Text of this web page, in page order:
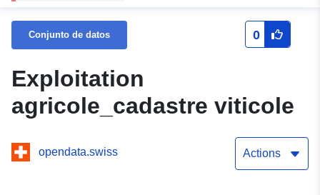
Conjunto de datos 0
Exploitation
agricole_cadastre viticole
opendata.swiss Actions